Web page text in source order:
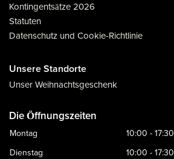
Kontingentsätze 2026
Statuten
Datenschutz und Cookie-Richtlinie
Unsere Standorte
Unser Weihnachtsgeschenk
Die Öffnungszeiten
Montag
10:00 - 17:30
Dienstag
10:00 - 17:30